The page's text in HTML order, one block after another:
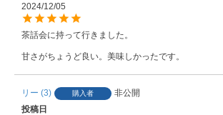
2024/12/05
茶話会に持って行きました。
甘さがちょうど良い。美味しかったです。
リー 3 購入者
非公開
投稿日